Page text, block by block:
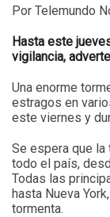
Por Telemundo
Hasta este
vigilancia,
Una enorme
estragos en
este viernes y
Se espera que
todo el país,
Todas las
hasta Nueva
tormenta.